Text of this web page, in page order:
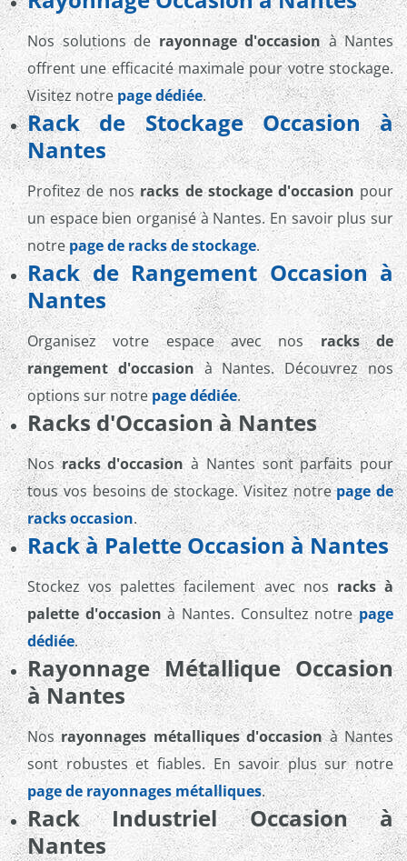
Nos solutions derayonnage d'occasionà Nantes
offrent une efficacité maximale pour votre stockage.
Visitez notrepage dédiée.
Rack de Stockage Occasion à
Nantes
Profitez de nosracks de stockage d'occasionpour
un espace bien organisé à Nantes. En savoir plus sur
notrepage de racks de stockage.
Rack de Rangement Occasion à
Nantes
Organisez votre espace avec nosracks de
rangement d'occasionà Nantes. Découvrez nos
options sur notrepage dédiée.
Racks d'Occasion à Nantes
Nosracks d'occasionà Nantes sont parfaits pour
tous vos besoins de stockage. Visitez notrepage de
racks occasion.
Rack à Palette Occasion à Nantes
Stockez vos palettes facilement avec nos racks à
palette d'occasionà Nantes. Consultez notrepage
dédiée.
Rayonnage Métallique Occasion
à Nantes
Nosrayonnages métalliques d'occasionà Nantes
sont robustes et fiables. En savoir plus sur notre
page de rayonnages métalliques.
Rack Industriel Occasion à
Nantes